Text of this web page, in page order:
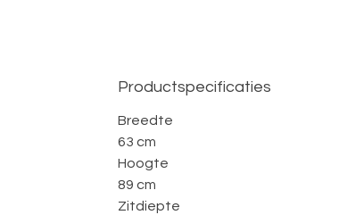
Productspecificaties
Breedte
63 cm
Hoogte
89 cm
Zitdiepte